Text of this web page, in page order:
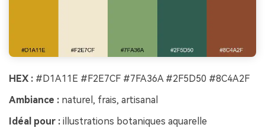
HEX : #D1A11E #F2E7CF #7FA36A #2F5D50 #8C4A2F
Ambiance : naturel, frais, artisanal
Idéal pour : illustrations botaniques aquarelle